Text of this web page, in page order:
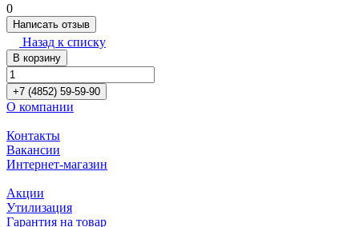
0
Написать отзыв
Назад к списку
В корзину
+7 (4852) 59-59-90
О компании
Контакты
Вакансии
Интернет-магазин
Акции
Утилизация
Гарантия на товар